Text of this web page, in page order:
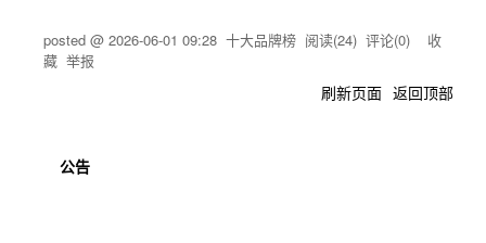
posted @ 2026-06-01 09:28 十大品牌榜 阅读(24) 评论(0) 收
藏 举报
刷新页面 返回顶部
公告